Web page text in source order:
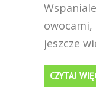
owocami,
jeszcze
CZYTAJ